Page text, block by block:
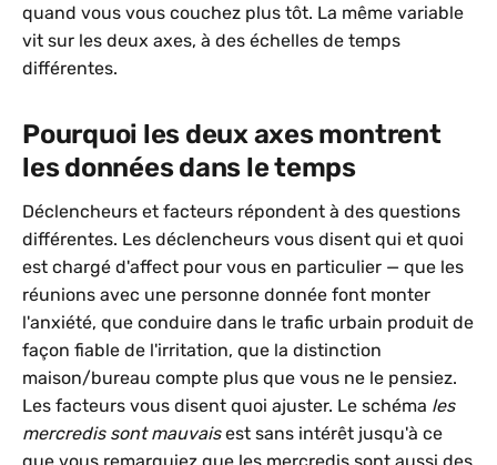
quand vous vous couchez plus tôt. La même variable
vit sur les deux axes, à des échelles de temps
différentes.
Pourquoi les deux axes montrent
les données dans le temps
Déclencheurs et facteurs répondent à des questions
différentes. Les déclencheurs vous disent qui et quoi
est chargé d'affect pour vous en particulier — que les
réunions avec une personne donnée font monter
l'anxiété, que conduire dans le trafic urbain produit de
façon fiable de l'irritation, que la distinction
maison/bureau compte plus que vous ne le pensiez.
Les facteurs vous disent quoi ajuster. Le schéma les
mercredis sont mauvaisest sans intérêt jusqu'à ce
que vous remarquiez que les mercredis sont aussi des